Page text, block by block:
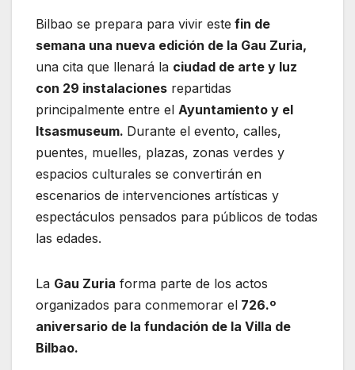
Bilbao se prepara para vivir este fin de
semana una nueva edición de la Gau Zuria,
una cita que llenará la ciudad de arte y luz
con 29 instalaciones repartidas
principalmente entre el Ayuntamiento y el
Itsasmuseum. Durante el evento, calles,
puentes, muelles, plazas, zonas verdes y
espacios culturales se convertirán en
escenarios de intervenciones artísticas y
espectáculos pensados para públicos de todas
las edades.
La Gau Zuria forma parte de los actos
organizados para conmemorar el 726.º
aniversario de la fundación de la Villa de
Bilbao.